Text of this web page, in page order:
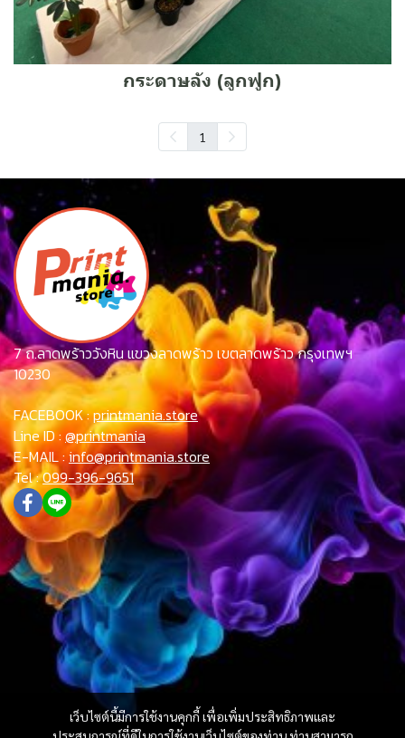
กระดาษลัง (ลูกฟูก)
1
เว็บไซต์นี้มีการใช้งานคุกกี้ เพื่อเพิ่มประสิทธิภาพและ
7 ถ.ลาดพร้าววังหิน แขวงลาดพร้าว เขตลาดพร้าว กรุงเทพฯ
10230
FACEBOOK :printmania.store
Line ID :@printmania
E-MAIL :info@printmania.store
Tel :099-396-9651